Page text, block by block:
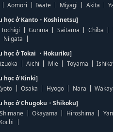
Aomori Iwate Miyagi Akita
học ở Kanto・Koshinetsu]
Tochigi Gunma Saitama Chiba
Niigata
học ở Tokai ・Hokuriku]
Aichi Mie Toyama
học ở Kinki]
Osaka Hyogo Nara
học ở Chugoku・Shikoku]
Shimane Okayama Hiroshima
Kochi